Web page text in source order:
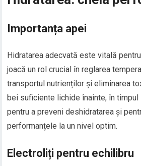
Importanța apei
Hidratarea adecvată este vitală
joacă un rol crucial în reglarea
transportul nutrienților și eliminarea
bei suficiente lichide înainte, în timpul
pentru a preveni deshidratarea și
performanțele la un nivel optim.
Electroliți pentru echilibru